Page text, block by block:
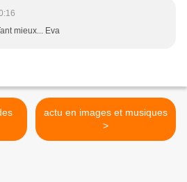
mieux... Eva
actu en images et musiques
>